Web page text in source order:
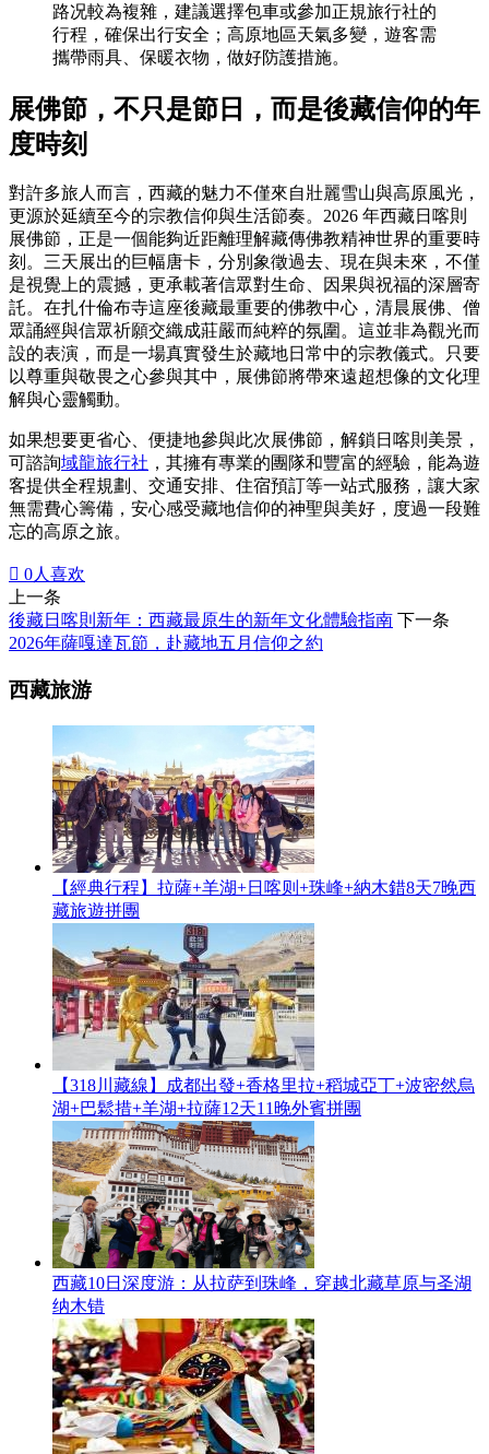
路况較為複雜，建議選擇包車或參加正規旅行社的
行程，確保出行安全；高原地區天氣多變，遊客需
攜帶雨具、保暖衣物，做好防護措施。
展佛節，不只是節日，而是後藏信仰的年
度時刻
對許多旅人而言，西藏的魅力不僅來自壯麗雪山與高原風光，
更源於延續至今的宗教信仰與生活節奏。2026 年西藏日喀則
展佛節，正是一個能夠近距離理解藏傳佛教精神世界的重要時
刻。三天展出的巨幅唐卡，分別象徵過去、現在與未來，不僅
是視覺上的震撼，更承載著信眾對生命、因果與祝福的深層寄
託。在扎什倫布寺這座後藏最重要的佛教中心，清晨展佛、僧
眾誦經與信眾祈願交織成莊嚴而純粹的氛圍。這並非為觀光而
設的表演，而是一場真實發生於藏地日常中的宗教儀式。只要
以尊重與敬畏之心參與其中，展佛節將帶來遠超想像的文化理
解與心靈觸動。
如果想要更省心、便捷地參與此次展佛節，解鎖日喀則美景，
可諮詢域龍旅行社 ，其擁有專業的團隊和豐富的經驗，能為遊
客提供全程規劃、交通安排、住宿預訂等一站式服務，讓大家
無需費心籌備，安心感受藏地信仰的神聖與美好，度過一段難
忘的高原之旅。
 0人喜欢
上一条
後藏日喀則新年：西藏最原生的新年文化體驗指南 下一条
2026年薩嘎達瓦節，赴藏地五月信仰之約
西藏旅游
【經典行程】拉薩+羊湖+日喀则+珠峰+納木錯8天7晚西
藏旅遊拼團
【318川藏線】成都出發+香格里拉+稻城亞丁+波密然烏
湖+巴鬆措+羊湖+拉薩12天11晚外賓拼團
西藏10日深度游：从拉萨到珠峰，穿越北藏草原与圣湖
纳木错